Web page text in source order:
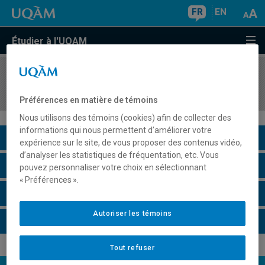
FR EN
Étudier à l'UQAM
COURS//
Description du cours
Horaire - Été 2026
Préférences en matière de témoins
Nous utilisons des témoins (cookies) afin de collecter des
informations qui nous permettent d’améliorer votre
expérience sur le site, de vous proposer des contenus vidéo,
d’analyser les statistiques de fréquentation, etc. Vous
pouvez personnaliser votre choix en sélectionnant
« Préférences ».
Tout refuser
Autoriser les témoins